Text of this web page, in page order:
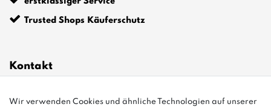
Trusted Shops Käuferschutz
Kontakt
info@bonvenon.de
Wir verwenden Cookies und ähnliche Technologien auf unserer